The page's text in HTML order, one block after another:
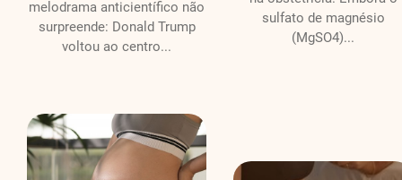
melodrama anticientífico não
surpreende: Donald Trump
voltou ao centro...
sulfato de magnésio
(MgSO4)...